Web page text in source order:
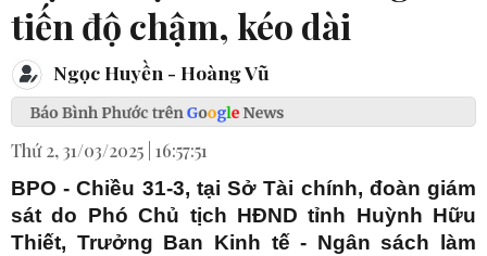
tiến độ chậm, kéo dài
Ngọc Huyền - Hoàng Vũ
Thứ 2, 31/03/2025 | 16:57:51
BPO - Chiều 31-3, tại Sở Tài chính, đoàn giám
sát do Phó Chủ tịch HĐND tỉnh Huỳnh Hữu
Thiết, Trưởng Ban Kinh tế - Ngân sách làm